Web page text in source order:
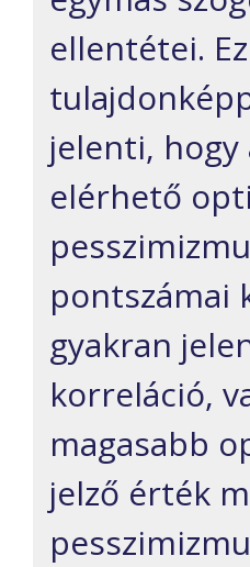
ellentétei. Ez
jelenti,
elérhető
pontszámai
gyakran
korreláció,
magasabb
jelző érték